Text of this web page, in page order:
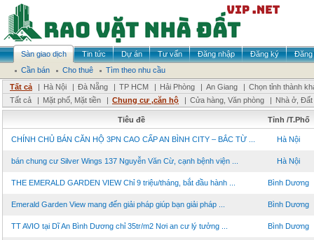
Sàn giao dịch Tin tức Dự án Tư vấn Đăng nhập Đăng ký
Đăng
Cần bán
Cho thuê
Tìm theo nhu cầu
Tất cả
| Hà Nội | Đà Nẵng | TP HCM | Hải Phòng | An Giang | Chọn tỉnh thành
Tất cả
| Mặt phố, Mặt tiền | Chung cư ,căn hộ | Cửa hàng, Văn phòng | Nhà ở,
Tiêu đề Tỉnh /T.Phố
CHÍNH CHỦ BÁN CĂN HỘ 3PN CAO CẤP AN BÌNH CITY – BẮC TỪ ... Hà Nội
bán chung cư Silver Wings 137 Nguyễn Văn Cừ, cạnh bệnh viện ... Hà Nội
THE EMERALD GARDEN VIEW Chỉ 9 triệu/tháng, bắt đầu hành ... Bình Dương
Emerald Garden View mang đến giải pháp giúp bạn giải pháp ... Bình Dương
TT AVIO tại Dĩ An Bình Dương chỉ 35tr/m2 Nơi an cư lý tưởng ... Bình Dương